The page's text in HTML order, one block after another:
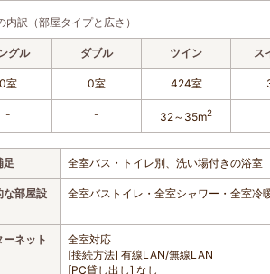
訳（部屋タイプと広さ）
グル ダブル ツイン ス
0室 0室 424室
- - 32～35m2
足 全室バス・トイレ別、洗い場付きの浴室
な部屋設
全室バストイレ・全室シャワー・全室冷
ーネット
全室対応
[接続方法] 有線LAN/無線LAN
[PC貸し出し] なし